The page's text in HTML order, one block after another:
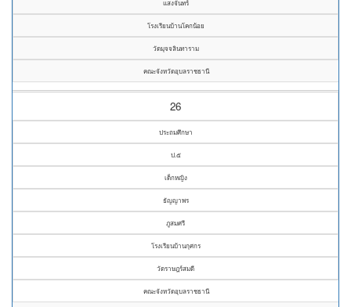
แสงจันทร์
โรงเรียนบ้านโคกน้อย
วัดมุจจลินทาราม
คณะจังหวัดอุบลราชธานี
26
ประถมศึกษา
ป.๕
เด็กหญิง
ธัญญาพร
ภูสมศรี
โรงเรียนบ้านกุศกร
วัดราษฎร์สมดี
คณะจังหวัดอุบลราชธานี